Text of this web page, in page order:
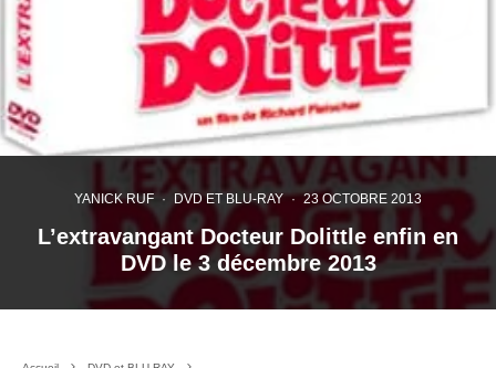
YANICK RUF · DVD ET BLU-RAY · 23 OCTOBRE 2013
L’extravangant Docteur Dolittle enfin en
DVD le 3 décembre 2013